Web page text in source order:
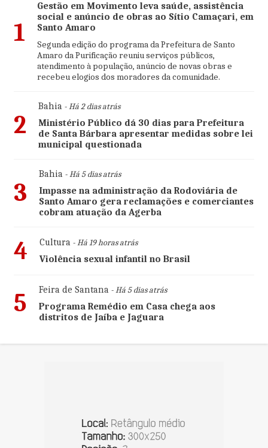
1
Gestão em Movimento leva saúde, assistência
social e anúncio de obras ao Sítio Camaçari, em
Santo Amaro
Segunda edição do programa da Prefeitura de Santo
Amaro da Purificação reuniu serviços públicos,
atendimento à população, anúncio de novas obras e
recebeu elogios dos moradores da comunidade.
2
Bahia- Há 2 dias atrás
Ministério Público dá 30 dias para Prefeitura
de Santa Bárbara apresentar medidas sobre lei
municipal questionada
3
Bahia- Há 5 dias atrás
Impasse na administração da Rodoviária de
Santo Amaro gera reclamações e comerciantes
cobram atuação da Agerba
4 Cultura- Há 19 horas atrás
Violência sexual infantil no Brasil
5 Feira de Santana- Há 5 dias atrás
Programa Remédio em Casa chega aos
distritos de Jaíba e Jaguara